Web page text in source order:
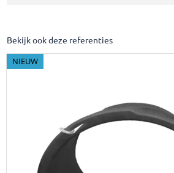
Bekijk ook deze referenties
NIEUW